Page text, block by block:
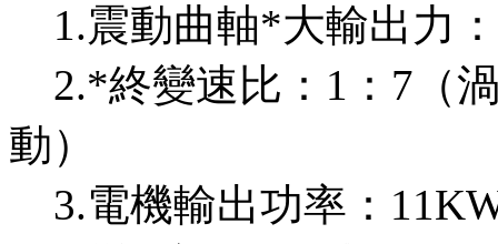
1.震動曲軸*大輸出力
2.*終變速比：1：7（渦
動）
3.電機輸出功率：